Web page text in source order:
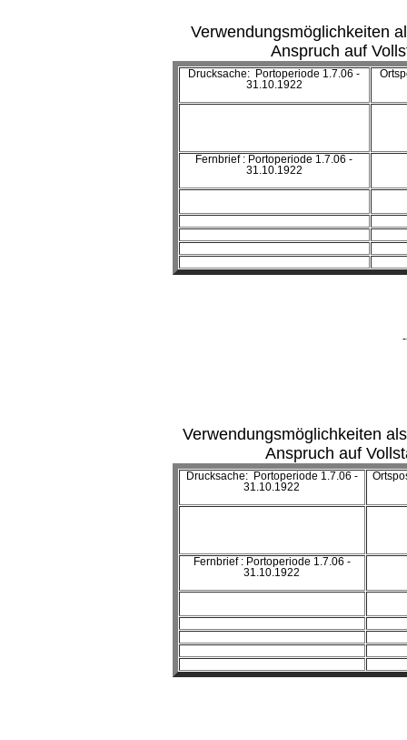
Verwendungsmöglichkeiten
Anspruch auf
Drucksache: Portoperiode 1.7.06 -
31.10.1922
Fernbrief : Portoperiode 1.7.06 -
31.10.1922
Verwendungsmöglichkeiten
Anspruch auf
Drucksache: Portoperiode 1.7.06 -
31.10.1922
Fernbrief : Portoperiode 1.7.06 -
31.10.1922